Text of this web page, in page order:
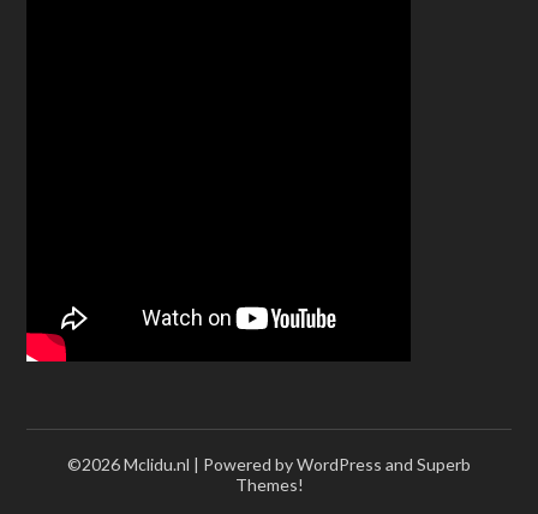
©2026 Mclidu.nl | Powered by WordPress and Superb
Themes!